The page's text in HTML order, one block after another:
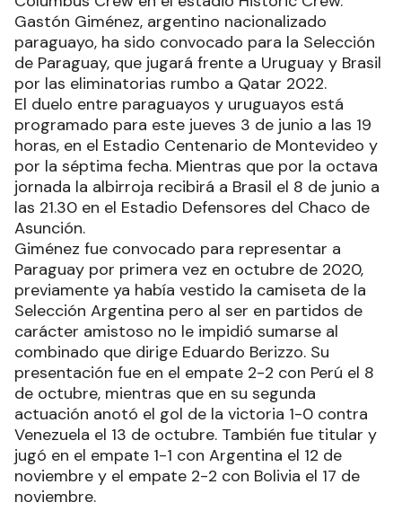
Gastón Giménez, argentino nacionalizado
paraguayo, ha sido convocado para la Selección
de Paraguay, que jugará frente a Uruguay y Brasil
por las eliminatorias rumbo a Qatar 2022.
El duelo entre paraguayos y uruguayos está
programado para este jueves 3 de junio a las 19
horas, en el Estadio Centenario de Montevideo y
por la séptima fecha. Mientras que por la octava
jornada la albirroja recibirá a Brasil el 8 de junio a
las 21.30 en el Estadio Defensores del Chaco de
Asunción.
Giménez fue convocado para representar a
Paraguay por primera vez en octubre de 2020,
previamente ya había vestido la camiseta de la
Selección Argentina pero al ser en partidos de
carácter amistoso no le impidió sumarse al
combinado que dirige Eduardo Berizzo. Su
presentación fue en el empate 2-2 con Perú el 8
de octubre, mientras que en su segunda
actuación anotó el gol de la victoria 1-0 contra
Venezuela el 13 de octubre. También fue titular y
jugó en el empate 1-1 con Argentina el 12 de
noviembre y el empate 2-2 con Bolivia el 17 de
noviembre.